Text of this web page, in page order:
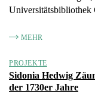
Universitätsbibliothek
MEHR
PROJEKTE
Sidonia Hedwig
der 1730er Jahre